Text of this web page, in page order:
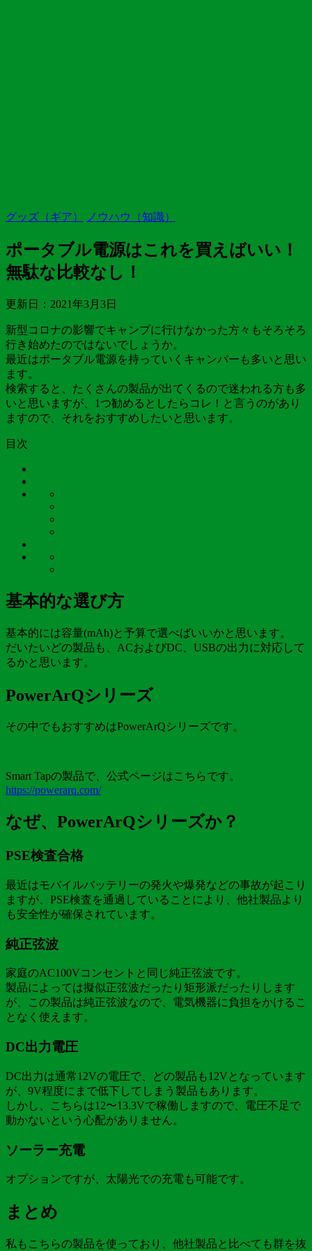
グッズ（ギア） ノウハウ（知識）
ポータブル電源はこれを買えばいい！
無駄な比較なし！
更新日： 2021年3月3日
新型コロナの影響でキャンプに行けなかった方々もそろそろ
行き始めたのではないでしょうか。
最近はポータブル電源を持っていくキャンパーも多いと思い
ます。
検索すると、たくさんの製品が出てくるので迷われる方も多
いと思いますが、1つ勧めるとしたらコレ！と言うのがあり
ますので、それをおすすめしたいと思います。
目次
基本的な選び方
基本的には容量(mAh)と予算で選べばいいかと思います。
だいたいどの製品も、ACおよびDC、USBの出力に対応して
るかと思います。
PowerArQシリーズ
その中でもおすすめはPowerArQシリーズです。
Smart Tapの製品で、公式ページはこちらです。
https://powerarq.com/
なぜ、PowerArQシリーズか？
PSE検査合格
最近はモバイルバッテリーの発火や爆発などの事故が起こり
ますが、PSE検査を通過していることにより、他社製品より
も安全性が確保されています。
純正弦波
家庭のAC100Vコンセントと同じ純正弦波です。
製品によっては擬似正弦波だったり矩形派だったりします
が、この製品は純正弦波なので、電気機器に負担をかけるこ
となく使えます。
DC出力電圧
DC出力は通常12Vの電圧で、どの製品も12Vとなっています
が、9V程度にまで低下してしまう製品もあります。
しかし、こちらは12〜13.3Vで稼働しますので、電圧不足で
動かないという心配がありません。
ソーラー充電
オプションですが、太陽光での充電も可能です。
まとめ
私もこちらの製品を使っており、他社製品と比べても群を抜